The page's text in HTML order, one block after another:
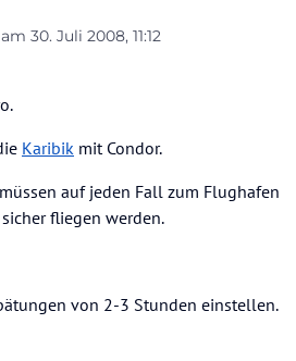
30. Juli 2008, 11:12
von
Karibik mit Condor.
auf jeden Fall zum Flughafen
fliegen werden.
von 2-3 Stunden einstellen.